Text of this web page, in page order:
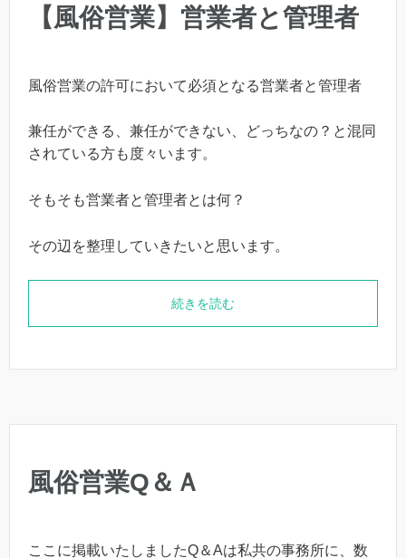
【風俗営業】営業者と管理者
風俗営業の許可において必須となる営業者と管理者
兼任ができる、兼任ができない、どっちなの？と混同
されている方も度々います。
そもそも営業者と管理者とは何？
その辺を整理していきたいと思います。
続きを読む
風俗営業Q＆Ａ
ここに掲載いたしましたQ＆Aは私共の事務所に、数